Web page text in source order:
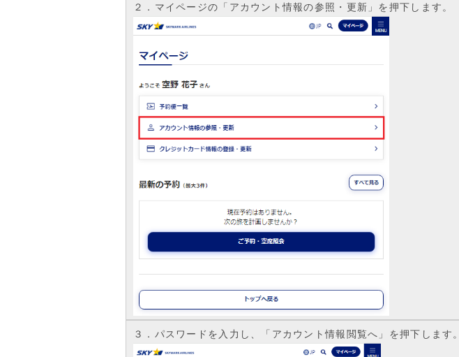
２．マイページの「アカウント情報の参照・更新」を押下します。
３．パスワードを入力し、「アカウント情報閲覧へ」を押下します。